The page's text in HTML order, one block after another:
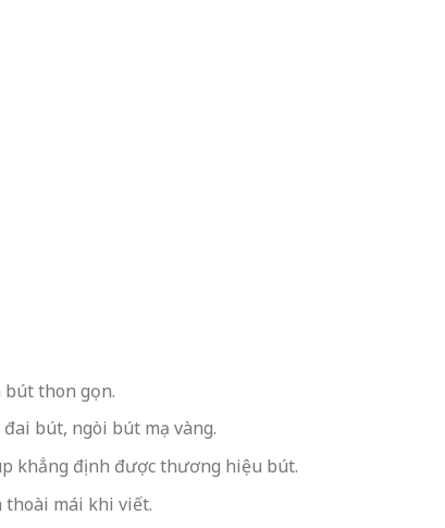
thon gọn.
bút, ngòi bút mạ vàng.
khẳng định được thương hiệu bút.
thoài mái khi viết.